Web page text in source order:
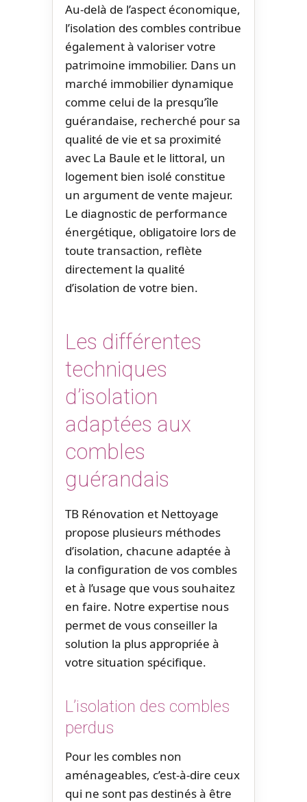
Au-delà de l’aspect économique,
l’isolation des combles contribue
également à valoriser votre
patrimoine immobilier. Dans un
marché immobilier dynamique
comme celui de la presqu’île
guérandaise, recherché pour sa
qualité de vie et sa proximité
avec La Baule et le littoral, un
logement bien isolé constitue
un argument de vente majeur.
Le diagnostic de performance
énergétique, obligatoire lors de
toute transaction, reflète
directement la qualité
d’isolation de votre bien.
Les différentes
techniques
d’isolation
adaptées aux
combles
guérandais
TB Rénovation et Nettoyage
propose plusieurs méthodes
d’isolation, chacune adaptée à
la configuration de vos combles
et à l’usage que vous souhaitez
en faire. Notre expertise nous
permet de vous conseiller la
solution la plus appropriée à
votre situation spécifique.
L’isolation des combles
perdus
Pour les combles non
aménageables, c’est-à-dire ceux
qui ne sont pas destinés à être